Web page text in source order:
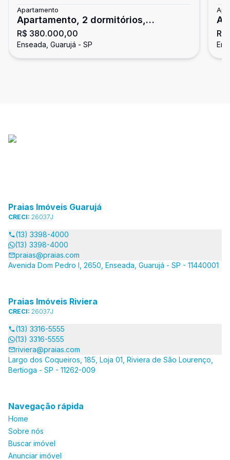
Apartamento
Apartamento, 2 dormitórios,
Enseada, Guarujá
R$ 380.000,00
Enseada, Guarujá - SP
Praias Imóveis Guarujá
CRECI: 26037J
(13) 3398-4000
(13) 3398-4000
praias@praias.com
Avenida Dom Pedro I, 2650, Enseada, Guarujá - SP - 11440001
Praias Imóveis Riviera
CRECI: 26037J
(13) 3316-5555
(13) 3316-5555
riviera@praias.com
Largo dos Coqueiros, 185, Loja 01, Riviera de São Lourenço,
Bertioga - SP - 11262-009
Navegação rápida
Home
Sobre nós
Buscar imóvel
Anunciar imóvel